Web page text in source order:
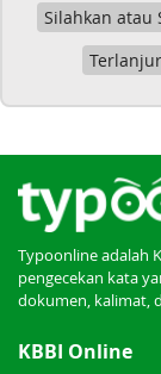
Silahkan atau
Typoonline adalah
pengecekan kata
dokumen, kalimat,
KBBI Online